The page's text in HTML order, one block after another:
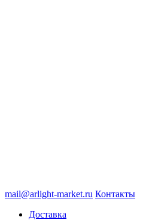
mail@arlight-market.ru Контакты
Доставка